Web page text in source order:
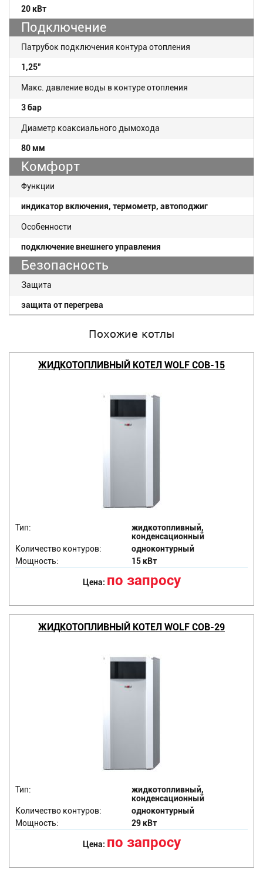
20 кВт
Подключение
Патрубок подключения контура отопления
1,25"
Макс. давление воды в контуре отопления
3 бар
Диаметр коаксиального дымохода
80 мм
Комфорт
Функции
индикатор включения, термометр, автоподжиг
Особенности
подключение внешнего управления
Безопасность
Защита
защита от перегрева
Похожие котлы
ЖИДКОТОПЛИВНЫЙ КОТЕЛ WOLF COB-15
Тип:
жидкотопливный,
конденсационный
Количество контуров:
одноконтурный
Мощность:
15 кВт
Цена: по запросу
ЖИДКОТОПЛИВНЫЙ КОТЕЛ WOLF COB-29
Тип:
жидкотопливный,
конденсационный
Количество контуров:
одноконтурный
Мощность:
29 кВт
Цена: по запросу